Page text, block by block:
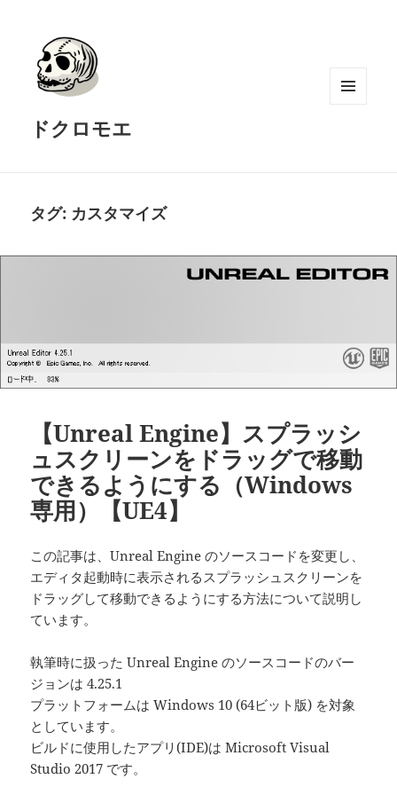
ドクロモエ
タグ: カスタマイズ
【Unreal Engine】スプラッシ
ュスクリーンをドラッグで移動
できるようにする（Windows
専用）【UE4】
この記事は、Unreal Engine のソースコードを変更し、
エディタ起動時に表示されるスプラッシュスクリーンを
ドラッグして移動できるようにする方法について説明し
ています。
執筆時に扱った Unreal Engine のソースコードのバー
ジョンは 4.25.1
プラットフォームは Windows 10 (64ビット版) を対象
としています。
ビルドに使用したアプリ(IDE)は Microsoft Visual
Studio 2017 です。